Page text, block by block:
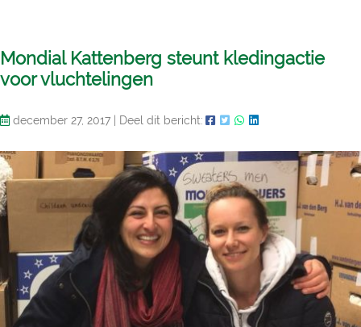
Mondial Kattenberg steunt kledingactie
voor vluchtelingen
december 27, 2017 Deel dit bericht: